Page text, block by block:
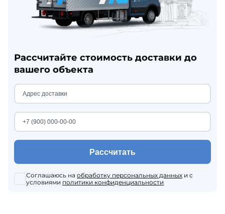
Рассчитайте стоимость доставки до
вашего объекта
Рассчитать
Соглашаюсь на обработку персональных данных и с
условиями политики конфиденциальности